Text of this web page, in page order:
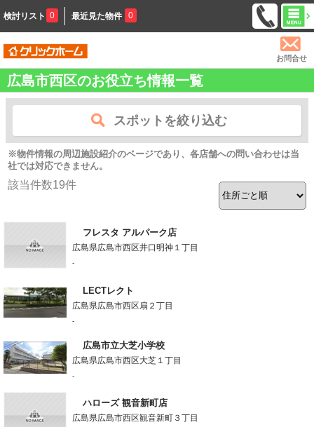
検討リスト 0 最近見た物件 0
お問合せ
広島市西区のお役立ち情報一覧
スポットを絞り込む
※物件情報の周辺施設紹介のページであり、各店舗への問い合わせは当
社では対応できません。
該当件数19件
フレスタ アルパーク店
広島県広島市西区井口明神１丁目
-
LECTレクト
広島県広島市西区扇２丁目
-
広島市立大芝小学校
広島県広島市西区大芝１丁目
-
ハローズ 観音新町店
広島県広島市西区観音新町３丁目